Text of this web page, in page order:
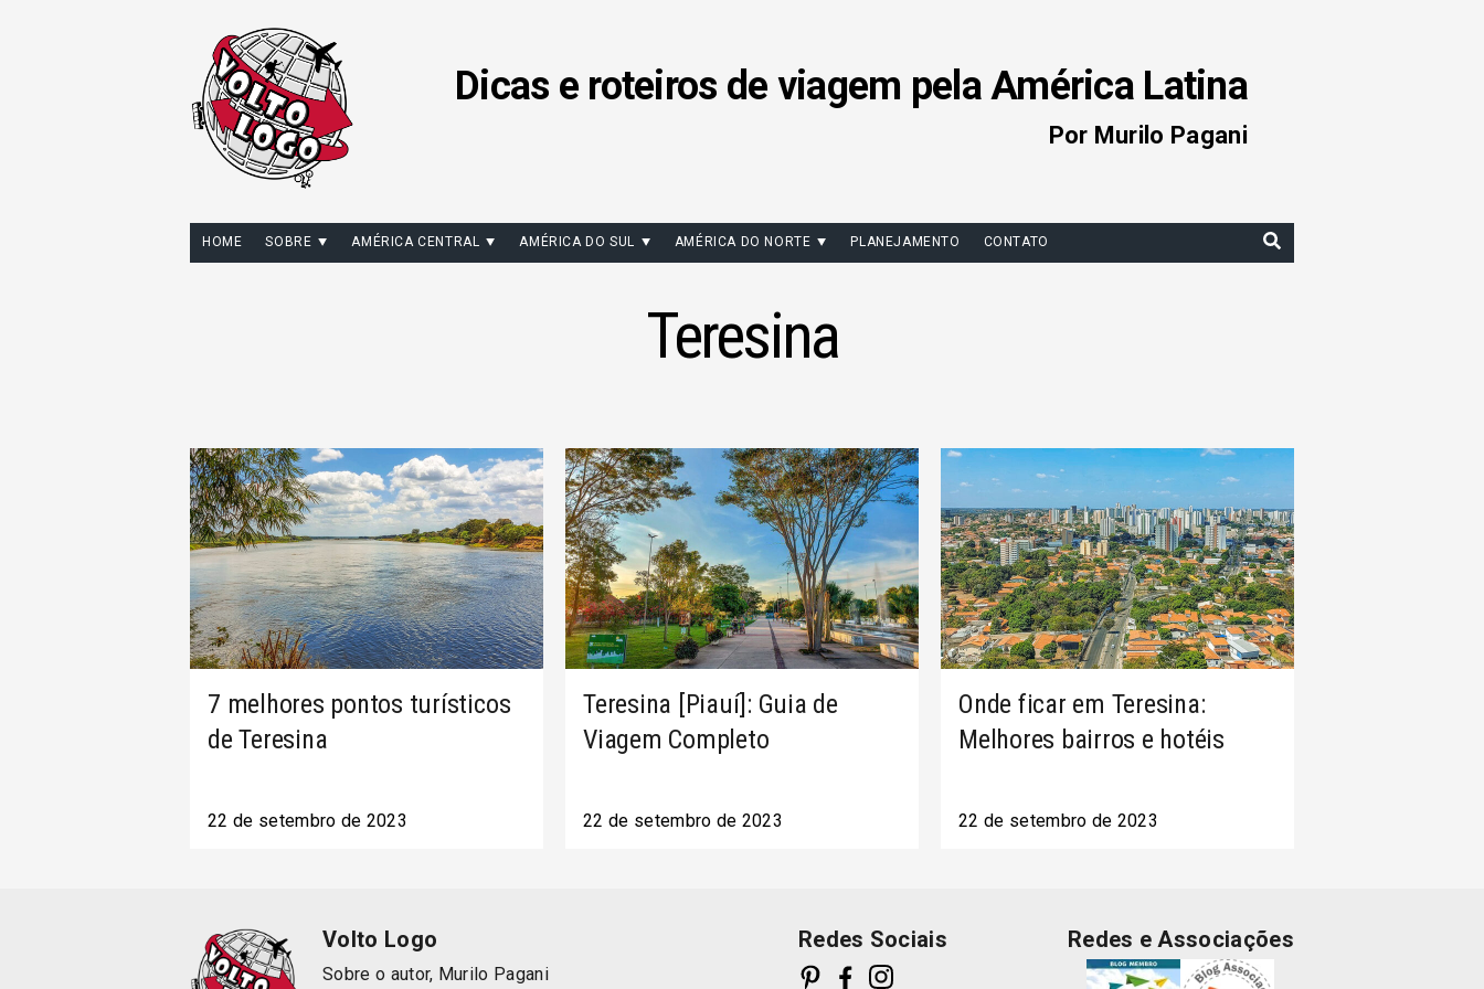
Dicas e roteiros de viagem pela América Latina
Por Murilo Pagani
HOME SOBRE AMÉRICA CENTRAL AMÉRICA DO SUL AMÉRICA DO NORTE PLANEJAMENTO CONTATO
Teresina
7 melhores pontos turísticos
de Teresina
22 de setembro de 2023
Teresina [Piauí]: Guia de
Viagem Completo
22 de setembro de 2023
Onde ficar em Teresina:
Melhores bairros e hotéis
22 de setembro de 2023
Volto Logo
Sobre o autor, Murilo Pagani
Redes Sociais Redes e Associações